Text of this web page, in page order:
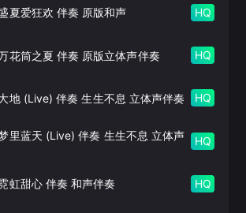
夏爱狂欢 伴奏 原版和声 HQ
花筒之夏 伴奏 原版立体声伴奏 HQ
地 (Live) 伴奏 生生不息 立体声伴奏 HQ
里蓝天 (Live) 伴奏 生生不息 立体声
HQ
虹甜心 伴奏 和声伴奏 HQ